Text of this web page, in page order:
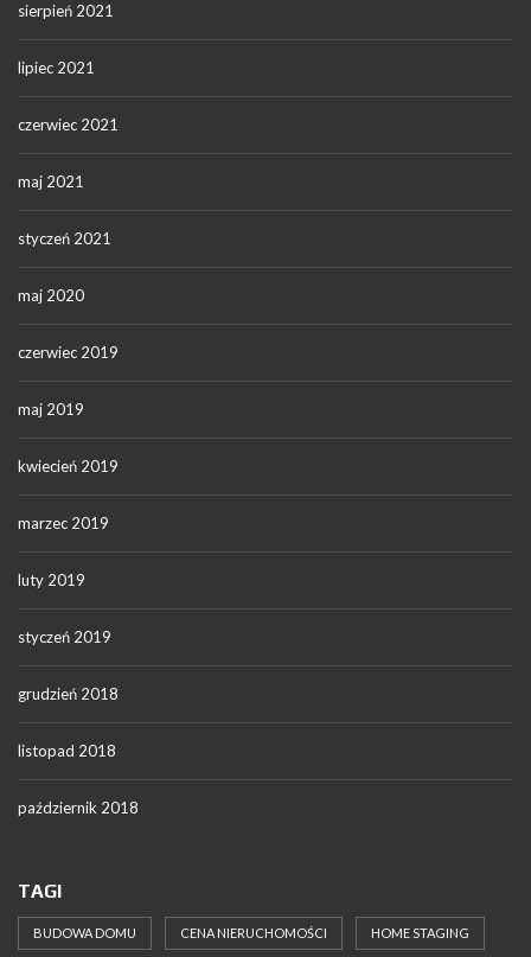
sierpień 2021
lipiec 2021
czerwiec 2021
maj 2021
styczeń 2021
maj 2020
czerwiec 2019
maj 2019
kwiecień 2019
marzec 2019
luty 2019
styczeń 2019
grudzień 2018
listopad 2018
październik 2018
TAGI
BUDOWA DOMU CENA NIERUCHOMOŚCI HOME STAGING